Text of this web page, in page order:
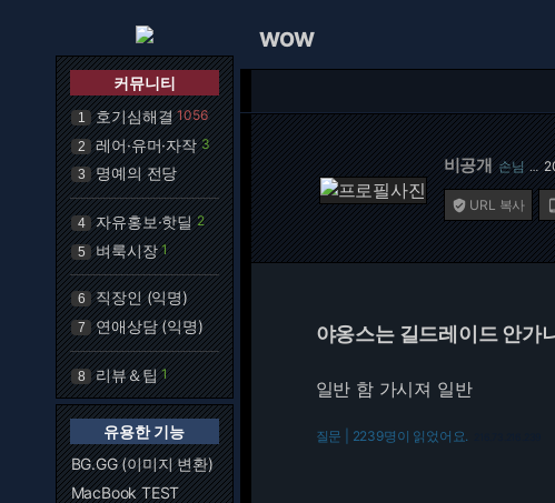
커뮤니티
1 호기심해결 1056
2 레어·유머·자작 3
3 명예의 전당
4 자유홍보·핫딜 2
5 벼룩시장 1
6 직장인 (익명)
7 연애상담 (익명)
8 리뷰＆팁 1
유용한 기능
BG.GG (이미지 변환)
MacBook TEST
WOW
비공개 손님 …
 URL 복사
야옹스는 길드레이드 안가
일반 함 가시져 일반
질문 | 2239명이 읽었어요.